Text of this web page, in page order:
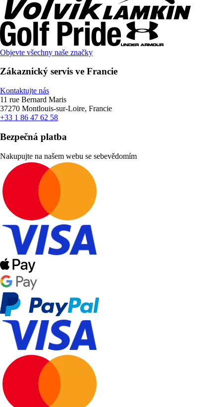
Objevte všechny naše značky
Zákaznický servis ve Francie
Kontaktujte nás
11 rue Bernard Maris
37270 Montlouis-sur-Loire, Francie
+33 1 86 47 62 58
Bezpečná platba
Nakupujte na našem webu se sebevědomím